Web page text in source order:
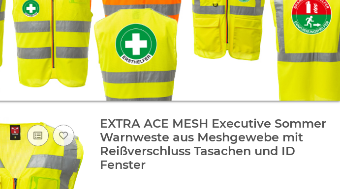
EXTRA ACE MESH Executive Sommer
Warnweste aus Meshgewebe mit
Reißverschluss Tasachen und ID
Fenster